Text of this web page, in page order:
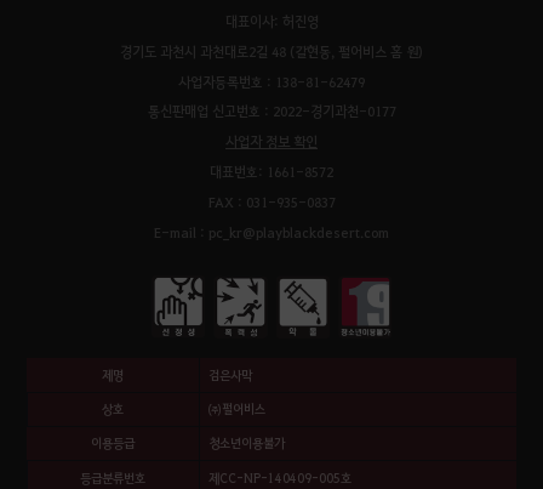
대표이사: 허진영
경기도 과천시 과천대로2길 48 (갈현동, 펄어비스 홈 원)
사업자등록번호 : 138-81-62479
통신판매업 신고번호 : 2022-경기과천-0177
사업자 정보 확인
대표번호: 1661-8572
FAX : 031-935-0837
E-mail : pc_kr@playblackdesert.com
제명 검은사막
상호 ㈜펄어비스
이용등급 청소년이용불가
등급분류번호 제CC-NP-140409-005호